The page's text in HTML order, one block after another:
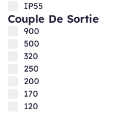
IP55
Couple De Sortie
900
500
320
250
200
170
120